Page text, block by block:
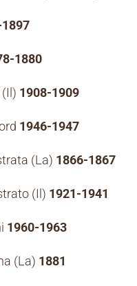
1880
(Il) 1908-1909
1946-1947
(La) 1866-1867
(Il) 1921-1941
1960-1963
(La) 1881